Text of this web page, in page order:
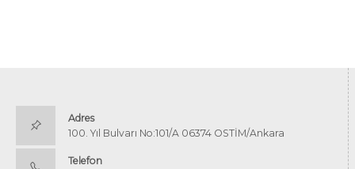
Adres
100. Yıl Bulvarı No:101/A 06374 OSTİM/Ankara
Telefon